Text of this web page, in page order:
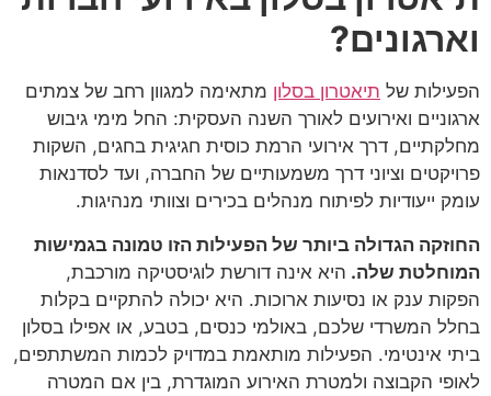
וארגונים?
הפעילות של תיאטרון בסלון מתאימה למגוון רחב של צמתים
ארגוניים ואירועים לאורך השנה העסקית: החל מימי גיבוש
מחלקתיים, דרך אירועי הרמת כוסית חגיגית בחגים, השקות
פרויקטים וציוני דרך משמעותיים של החברה, ועד לסדנאות
עומק ייעודיות לפיתוח מנהלים בכירים וצוותי מנהיגות.
החוזקה הגדולה ביותר של הפעילות הזו טמונה בגמישות
המוחלטת שלה. היא אינה דורשת לוגיסטיקה מורכבת,
הפקות ענק או נסיעות ארוכות. היא יכולה להתקיים בקלות
בחלל המשרדי שלכם, באולמי כנסים, בטבע, או אפילו בסלון
ביתי אינטימי. הפעילות מותאמת במדויק לכמות המשתתפים,
לאופי הקבוצה ולמטרת האירוע המוגדרת, בין אם המטרה